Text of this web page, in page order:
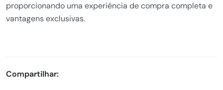
proporcionando uma experiência de compra completa e
vantagens exclusivas.
Compartilhar: